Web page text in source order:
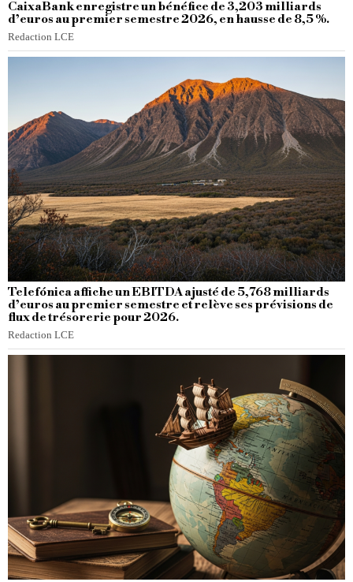
CaixaBank enregistre un bénéfice de 3,203 milliards
d’euros au premier semestre 2026, en hausse de 8,5 %.
Redaction LCE
Telefónica affiche un EBITDA ajusté de 5,768 milliards
d’euros au premier semestre et relève ses prévisions de
flux de trésorerie pour 2026.
Redaction LCE